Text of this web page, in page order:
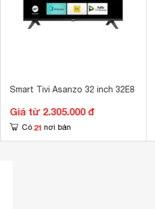
Smart Tivi Asanzo 32 inch 32E8
Giá từ 2.305.000 đ
Có 21 nơi bán